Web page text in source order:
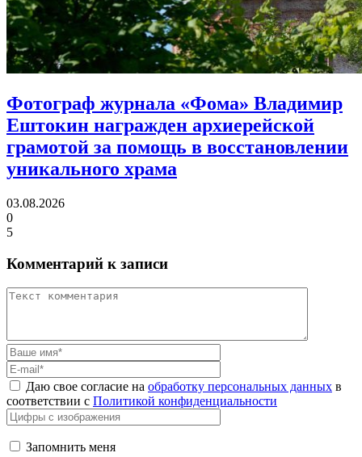
Фотограф журнала «Фома» Владимир
Ештокин награжден архиерейской
грамотой за помощь в восстановлении
уникального храма
03.08.2026
0
5
Комментарий к записи
Даю свое согласие на обработку персональных данных в
соответствии с Политикой конфиденциальности
Запомнить меня